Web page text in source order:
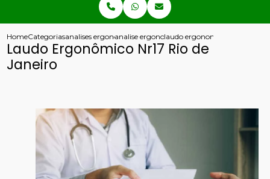
HomeCategoriasanalises ergonomicasanalise ergonomica do trabalho fisioterapia
laudo ergonomico nr17 rio de
Laudo Ergonômico Nr17 Rio de
Janeiro